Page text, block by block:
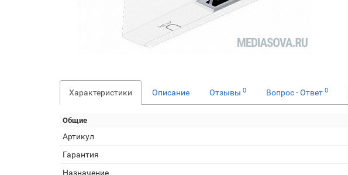
Характеристики Описание Отзывы 0 Вопрос - Ответ 0
Общие
Артикул
Гарантия
Назначение